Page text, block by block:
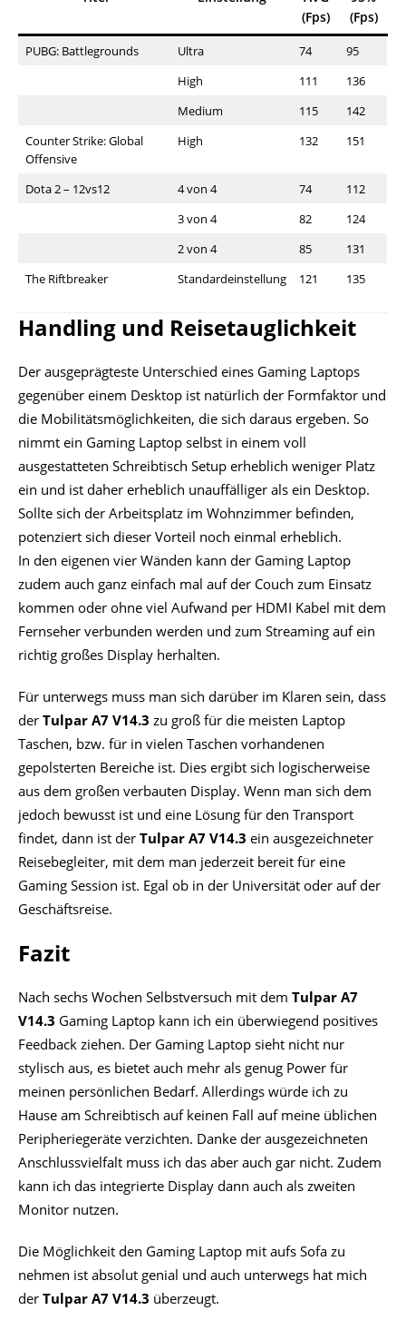
(Fps)
(Fps)
PUBG: Battlegrounds Ultra 74
95
High
111
136
Medium
115
142
Counter Strike: Global
Offensive
High 132 151
Dota 2 – 12vs12 4 von 4 74
112
3 von 4
82
124
2 von 4
85
131
The Riftbreaker
Standardeinstellung 121 135
Handling und Reisetauglichkeit
Der ausgeprägteste Unterschied eines Gaming Laptops
gegenüber einem Desktop ist natürlich der Formfaktor und
die Mobilitätsmöglichkeiten, die sich daraus ergeben. So
nimmt ein Gaming Laptop selbst in einem voll
ausgestatteten Schreibtisch Setup erheblich weniger Platz
ein und ist daher erheblich unauffälliger als ein Desktop.
Sollte sich der Arbeitsplatz im Wohnzimmer befinden,
potenziert sich dieser Vorteil noch einmal erheblich.
In den eigenen vier Wänden kann der Gaming Laptop
zudem auch ganz einfach mal auf der Couch zum Einsatz
kommen oder ohne viel Aufwand per HDMI Kabel mit dem
Fernseher verbunden werden und zum Streaming auf ein
richtig großes Display herhalten.
Für unterwegs muss man sich darüber im Klaren sein, dass
der Tulpar A7 V14.3 zu groß für die meisten Laptop
Taschen, bzw. für in vielen Taschen vorhandenen
gepolsterten Bereiche ist. Dies ergibt sich logischerweise
aus dem großen verbauten Display. Wenn man sich dem
jedoch bewusst ist und eine Lösung für den Transport
findet, dann ist der Tulpar A7 V14.3 ein ausgezeichneter
Reisebegleiter, mit dem man jederzeit bereit für eine
Gaming Session ist. Egal ob in der Universität oder auf der
Geschäftsreise.
Fazit
Nach sechs Wochen Selbstversuch mit dem Tulpar A7
V14.3 Gaming Laptop kann ich ein überwiegend positives
Feedback ziehen. Der Gaming Laptop sieht nicht nur
stylisch aus, es bietet auch mehr als genug Power für
meinen persönlichen Bedarf. Allerdings würde ich zu
Hause am Schreibtisch auf keinen Fall auf meine üblichen
Peripheriegeräte verzichten. Danke der ausgezeichneten
Anschlussvielfalt muss ich das aber auch gar nicht. Zudem
kann ich das integrierte Display dann auch als zweiten
Monitor nutzen.
Die Möglichkeit den Gaming Laptop mit aufs Sofa zu
nehmen ist absolut genial und auch unterwegs hat mich
der Tulpar A7 V14.3 überzeugt.